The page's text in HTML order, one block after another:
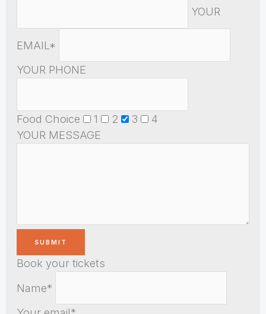
YOUR
EMAIL*
YOUR PHONE
Food Choice 1 2 3
4
YOUR MESSAGE
Book your tickets
Name*